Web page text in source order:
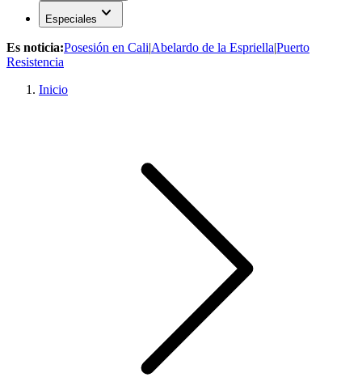
Especiales expand_more
Es noticia:Posesión en Cali|Abelardo de la Espriella|Puerto
Resistencia
Inicio